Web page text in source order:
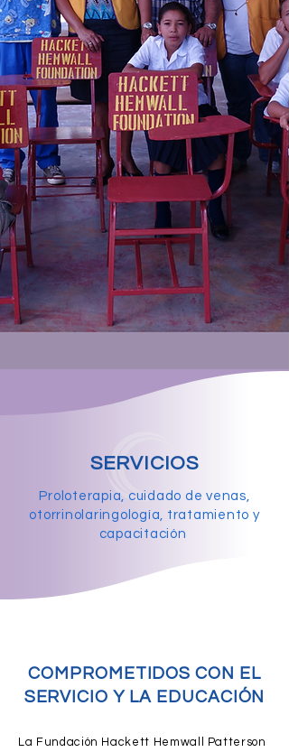
SERVICIOS
Proloterapia, cuidado de venas,
otorrinolaringología, tratamiento y
capacitación
COMPROMETIDOS CON EL
SERVICIO Y LA EDUCACIÓN
La Fundación Hackett Hemwall Patterson